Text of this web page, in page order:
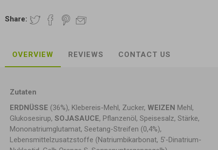
Share:
OVERVIEW REVIEWS CONTACT US
Zutaten
ERDNÜSSE (36%), Klebereis-Mehl, Zucker, WEIZEN Mehl,
Glukosesirup, SOJASAUCE, Pflanzenöl, Speisesalz, Stärke,
Mononatriumglutamat, Seetang-Streifen (0,4%),
Lebensmittelzusatzstoffe (Natriumbikarbonat, 5'-Dinatrium-